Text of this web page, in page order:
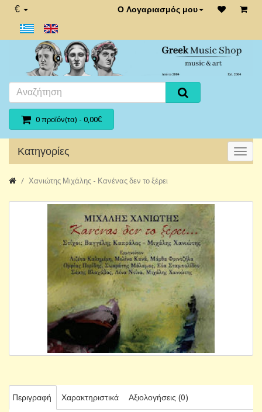
€ Ο Λογαριασμός μου
0 προϊόν(τα) - 0,00€
Κατηγορίες
Χανιώτης Μιχάλης - Κανένας δεν το ξέρει
Περιγραφή Χαρακτηριστικά Αξιολογήσεις (0)